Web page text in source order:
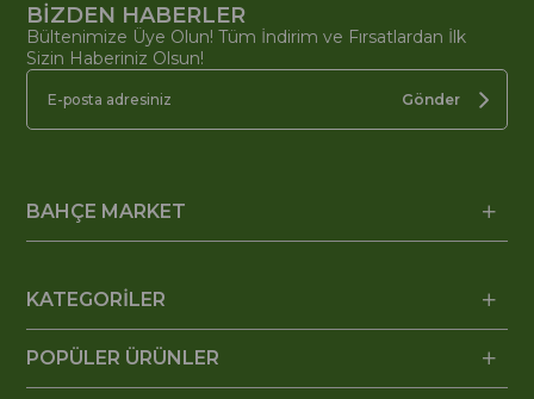
BİZDEN HABERLER
Bültenimize Üye Olun! Tüm İndirim ve Fırsatlardan İlk
Sizin Haberiniz Olsun!
Gönder
BAHÇE MARKET
KATEGORİLER
POPÜLER ÜRÜNLER